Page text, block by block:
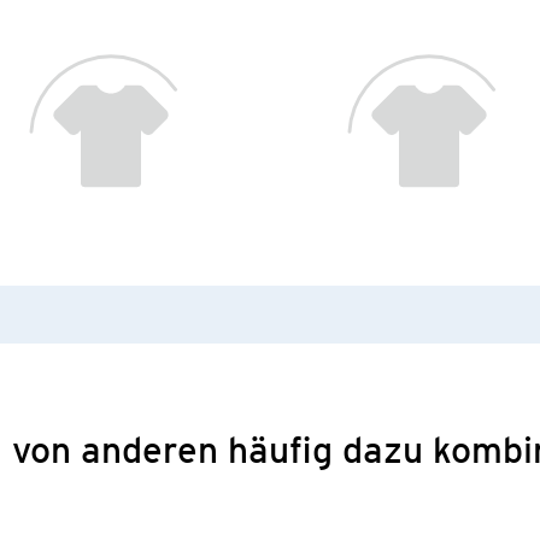
von anderen häufig dazu